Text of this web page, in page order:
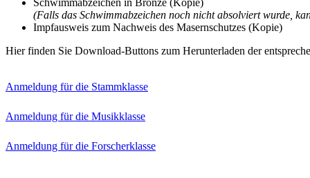
(Falls das Schwimmabzeichen noch nicht absolviert wurde,
Impfausweis zum Nachweis des Masernschutzes (Kopie)
Hier finden Sie Download-Buttons zum Herunterladen der
Anmeldung für die Stammklasse
Anmeldung für die Musikklasse
Anmeldung für die Forscherklasse